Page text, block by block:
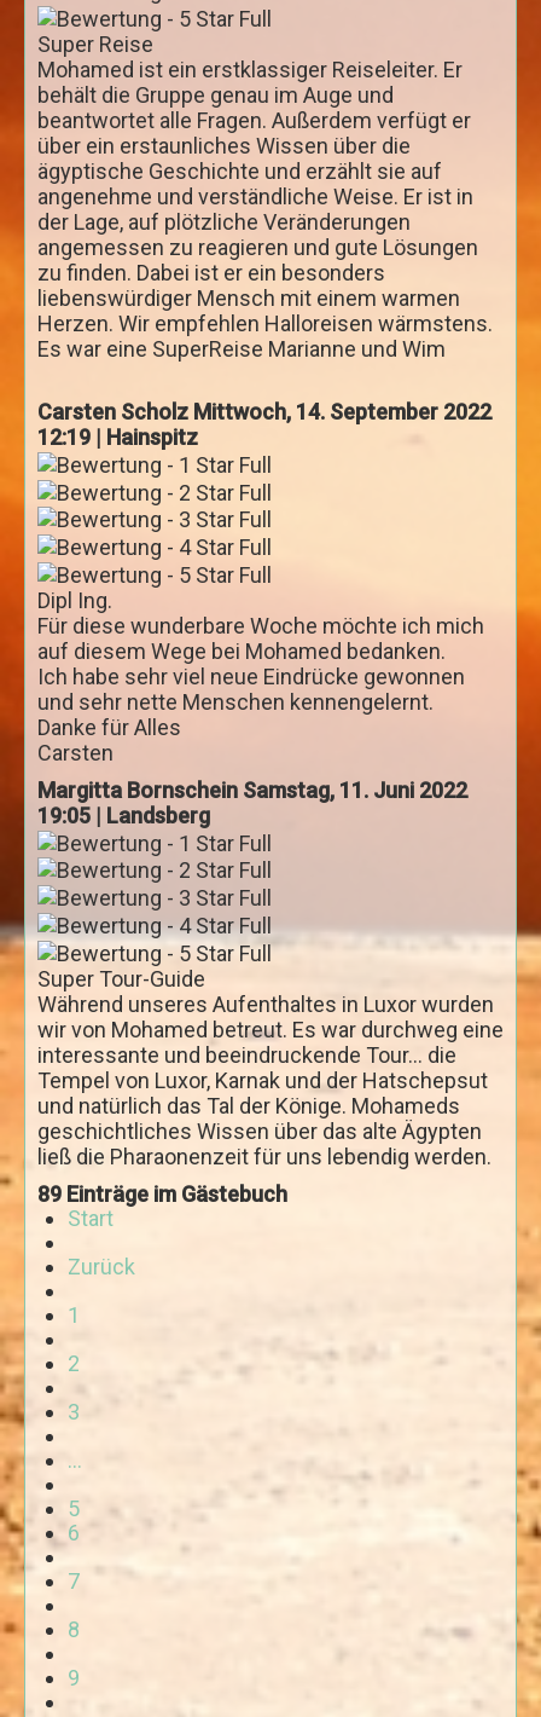
Kairo und Alexandria 3 Tage
Abu Simbel und Assuan Individuell
Ab Luxor
Karnak und Luxor Tempel
Tal der Könige und Hatschepsut Tempel
Erlebnistour Theben west
Esna & Edfu Tempel
Dendera und Abydos Tempel
Fahrt im Heißluftballon
Kamelreiten in Theben West
Ab Assuan
Elephantine Insel
Philae-Tempel - Staudamm - Unvollendeter Obelisk
Nubisches Museum
Motorbootfahrt zum nubischen Dorf
Simeonskloster
Abu Simbel mit dem Auto
Ab Alexandria Hafen
Alexandria Tagestour
Kairo Tagestour
2 Tage Kairo und Pyramiden
Ab Safaga Hafen
Wüsten und Oasen
Von Luxor in die Oase Kharga
Rundfahrt durch die westliche Wüste
Kairo und die Oase Fayum
Reisen Ägypten individuell
Reise - Mystisches Kairo
Reise - Mystisches Ägypten
Erlebnis Reise Kairo - Pyramiden
Fünf Tage Nil Kultur Erlebnis
Luxor mit dem Fahrrad
Luxor mit Esel und Fahrrad
Abu Simbel und Assuan Individuell
Transfers
Kontakt
Gästebuch
Super Reise
Mohamed ist ein erstklassiger Reiseleiter. Er
behält die Gruppe genau im Auge und
beantwortet alle Fragen. Außerdem verfügt er
über ein erstaunliches Wissen über die
ägyptische Geschichte und erzählt sie auf
angenehme und verständliche Weise. Er ist in
der Lage, auf plötzliche Veränderungen
angemessen zu reagieren und gute Lösungen
zu finden. Dabei ist er ein besonders
liebenswürdiger Mensch mit einem warmen
Herzen. Wir empfehlen Halloreisen wärmstens.
Es war eine SuperReise Marianne und Wim
Carsten Scholz Mittwoch, 14. September 2022
12:19 | Hainspitz
Dipl Ing.
Für diese wunderbare Woche möchte ich mich
auf diesem Wege bei Mohamed bedanken.
Ich habe sehr viel neue Eindrücke gewonnen
und sehr nette Menschen kennengelernt.
Danke für Alles
Carsten
Margitta Bornschein Samstag, 11. Juni 2022
19:05 | Landsberg
Super Tour-Guide
Während unseres Aufenthaltes in Luxor wurden
wir von Mohamed betreut. Es war durchweg eine
interessante und beeindruckende Tour... die
Tempel von Luxor, Karnak und der Hatschepsut
und natürlich das Tal der Könige. Mohameds
geschichtliches Wissen über das alte Ägypten
ließ die Pharaonenzeit für uns lebendig werden.
89 Einträge im Gästebuch
Start
Zurück
1
2
3
...
5
6
7
8
9